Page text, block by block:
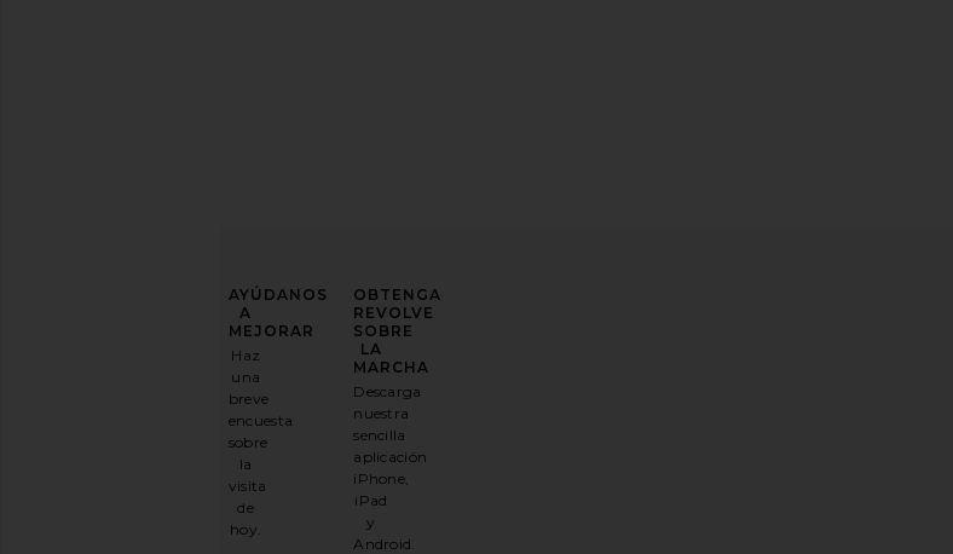
AYÚDANOS
A
MEJORAR
Haz
una
breve
encuesta
sobre
la
visita
de
hoy.
OBTENGA
REVOLVE
SOBRE
LA
MARCHA
Descarga
nuestra
sencilla
aplicación
iPhone,
iPad
y
Android.